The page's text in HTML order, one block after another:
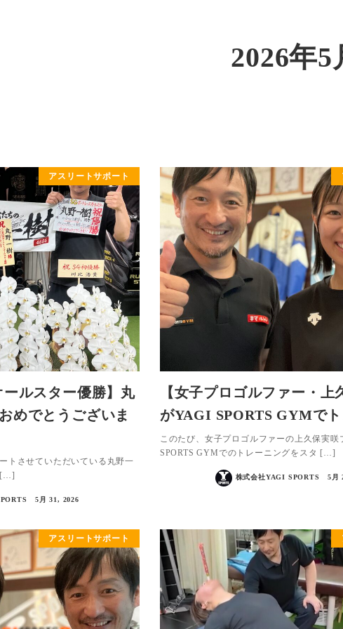
2026年5
アスリートサポート
ールスター優勝】丸
めでとうございま
トさせていただいている丸野一
[…]
5月 31, 2026
【女子プロゴルファー・上
がYAGI SPORTS GYMで
このたび、女子プロゴルファーの上久保実
SPORTS GYMでのトレーニングをスタ […]
株式会社YAGI SPORTS 5月
アスリートサポート